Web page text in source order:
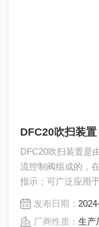
DFC20吹扫装置
DFC20吹扫装置是
流控制阀组成的，
指示；可广泛应用
铁、化纤纺织等行
程控制中。
发布日期：
厂商性质：生产